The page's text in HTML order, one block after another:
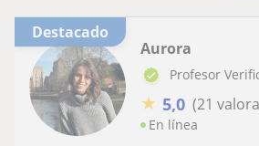
Destacado
Aurora
Profesor
★ 5,0 (21
En línea